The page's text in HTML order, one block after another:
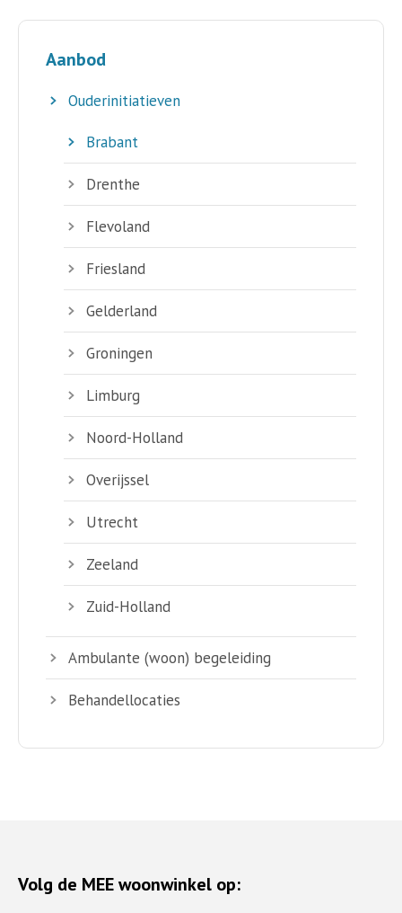
Aanbod
Ouderinitiatieven
Brabant
Drenthe
Flevoland
Friesland
Gelderland
Groningen
Limburg
Noord-Holland
Overijssel
Utrecht
Zeeland
Zuid-Holland
Ambulante (woon) begeleiding
Behandellocaties
Volg de MEE woonwinkel op: